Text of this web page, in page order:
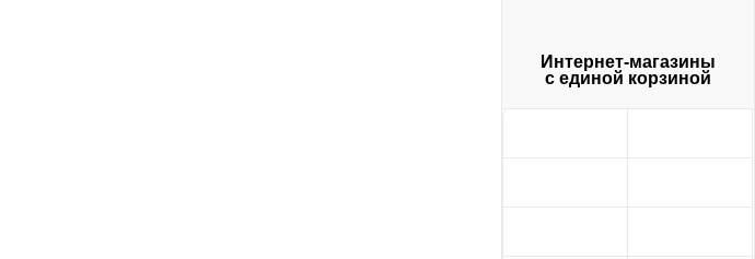
Интернет-магазины
с единой корзиной